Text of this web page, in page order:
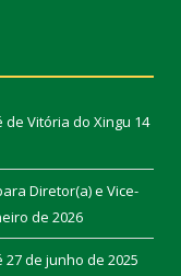
de Vitória do Xingu 14
Diretor(a) e Vice-
de 2026
27 de junho de 2025